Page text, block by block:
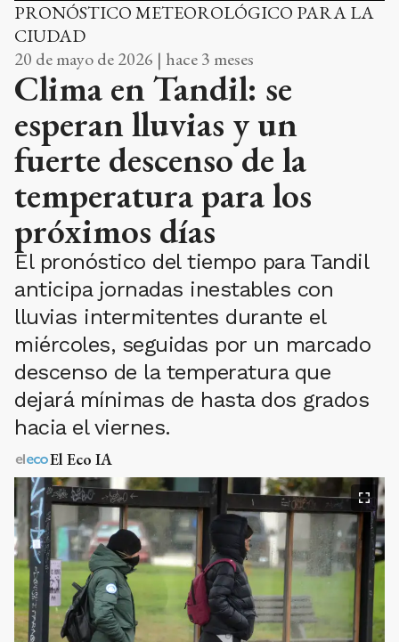
PRONÓSTICO METEOROLÓGICO PARA LA
CIUDAD
20 de mayo de 2026 | hace 3 meses
Clima en Tandil: se
esperan lluvias y un
fuerte descenso de la
temperatura para los
próximos días
El pronóstico del tiempo para Tandil
anticipa jornadas inestables con
lluvias intermitentes durante el
miércoles, seguidas por un marcado
descenso de la temperatura que
dejará mínimas de hasta dos grados
hacia el viernes.
El Eco IA